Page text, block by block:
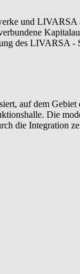
und
des LIVARSA -
auf dem Gebiet
Die
die Integration